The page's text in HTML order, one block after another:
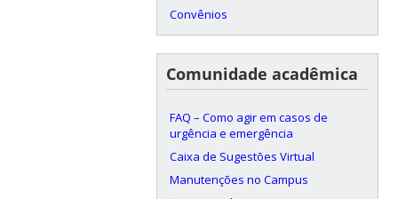
Convênios
Comunidade acadêmica
FAQ – Como agir em casos de
urgência e emergência
Caixa de Sugestões Virtual
Manutenções no Campus